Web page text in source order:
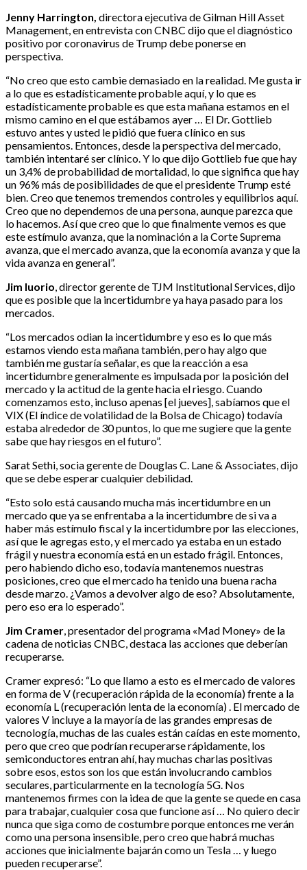
Jenny Harrington, directora ejecutiva de Gilman Hill Asset
Management, en entrevista con CNBC dijo que el diagnóstico
positivo por coronavirus de Trump debe ponerse en
perspectiva.
“No creo que esto cambie demasiado en la realidad. Me gusta ir
a lo que es estadísticamente probable aquí, y lo que es
estadísticamente probable es que esta mañana estamos en el
mismo camino en el que estábamos ayer … El Dr. Gottlieb
estuvo antes y usted le pidió que fuera clínico en sus
pensamientos. Entonces, desde la perspectiva del mercado,
también intentaré ser clínico. Y lo que dijo Gottlieb fue que hay
un 3,4% de probabilidad de mortalidad, lo que significa que hay
un 96% más de posibilidades de que el presidente Trump esté
bien. Creo que tenemos tremendos controles y equilibrios aquí.
Creo que no dependemos de una persona, aunque parezca que
lo hacemos. Así que creo que lo que finalmente vemos es que
este estímulo avanza, que la nominación a la Corte Suprema
avanza, que el mercado avanza, que la economía avanza y que la
vida avanza en general”.
Jim Iuorio , director gerente de TJM Institutional Services, dijo
que es posible que la incertidumbre ya haya pasado para los
mercados.
“Los mercados odian la incertidumbre y eso es lo que más
estamos viendo esta mañana también, pero hay algo que
también me gustaría señalar, es que la reacción a esa
incertidumbre generalmente es impulsada por la posición del
mercado y la actitud de la gente hacia el riesgo. Cuando
comenzamos esto, incluso apenas [el jueves], sabíamos que el
VIX (El índice de volatilidad de la Bolsa de Chicago) todavía
estaba alrededor de 30 puntos, lo que me sugiere que la gente
sabe que hay riesgos en el futuro”.
Sarat Sethi, socia gerente de Douglas C. Lane & Associates, dijo
que se debe esperar cualquier debilidad.
“Esto solo está causando mucha más incertidumbre en un
mercado que ya se enfrentaba a la incertidumbre de si va a
haber más estímulo fiscal y la incertidumbre por las elecciones,
así que le agregas esto, y el mercado ya estaba en un estado
frágil y nuestra economía está en un estado frágil. Entonces,
pero habiendo dicho eso, todavía mantenemos nuestras
posiciones, creo que el mercado ha tenido una buena racha
desde marzo. ¿Vamos a devolver algo de eso? Absolutamente,
pero eso era lo esperado”.
Jim Cramer , presentador del programa «Mad Money» de la
cadena de noticias CNBC, destaca las acciones que deberían
recuperarse.
Cramer expresó: “Lo que llamo a esto es el mercado de valores
en forma de V (recuperación rápida de la economía) frente a la
economía L (recuperación lenta de la economía) . El mercado de
valores V incluye a la mayoría de las grandes empresas de
tecnología, muchas de las cuales están caídas en este momento,
pero que creo que podrían recuperarse rápidamente, los
semiconductores entran ahí, hay muchas charlas positivas
sobre esos, estos son los que están involucrando cambios
seculares, particularmente en la tecnología 5G. Nos
mantenemos firmes con la idea de que la gente se quede en casa
para trabajar, cualquier cosa que funcione así … No quiero decir
nunca que siga como de costumbre porque entonces me verán
como una persona insensible, pero creo que habrá muchas
acciones que inicialmente bajarán como un Tesla … y luego
pueden recuperarse”.